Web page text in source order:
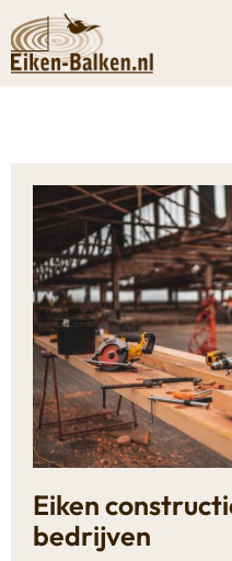
Eiken
bedrijven